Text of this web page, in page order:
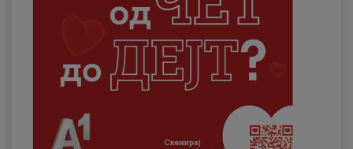
Деловни
Поддршка
Надополни кредит